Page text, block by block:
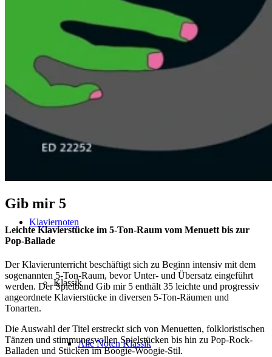
Klavier spielen – mein schönstes Hobby
Piano Crash-Kurs
Klaviernoten
Klassik
Alle Noten Klassik
Gib mir 5
Leichte Klavierstücke im 5-Ton-Raum vom Menuett bis zur
Pop-Ballade
Der Klavierunterricht beschäftigt sich zu Beginn intensiv mit dem
sogenannten 5-Ton-Raum, bevor Unter- und Übersatz eingeführt
werden. Der Spielband Gib mir 5 enthält 35 leichte und progressiv
angeordnete Klavierstücke in diversen 5-Ton-Räumen und
Tonarten.
Die Auswahl der Titel erstreckt sich von Menuetten, folkloristischen
Tänzen und stimmungsvollen Spielstücken bis hin zu Pop-Rock-
Balladen und Stücken im Boogie-Woogie-Stil.